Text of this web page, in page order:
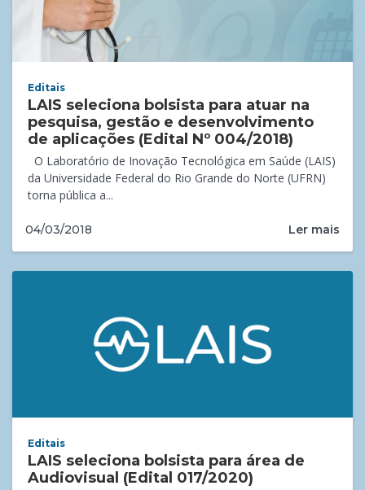
Editais
LAIS seleciona bolsista para atuar na
pesquisa, gestão e desenvolvimento
de aplicações (Edital Nº 004/2018)
O Laboratório de Inovação Tecnológica em Saúde (LAIS)
da Universidade Federal do Rio Grande do Norte (UFRN)
torna pública a...
04/03/2018 Ler mais
Editais
LAIS seleciona bolsista para área de
Audiovisual (Edital 017/2020)